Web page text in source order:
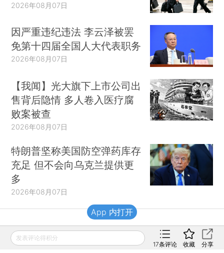
2026年08月07日
因严重违纪违法 李云泽被罢
免第十四届全国人大代表职务
2026年08月07日
【我闻】光大旗下上市公司出
售背后隐情 多人卷入医疗腐
败案被查
2026年08月07日
特朗普坚称美国防空弹药库存
充足 但不会向乌克兰提供更
多
2026年08月07日
财新移动
发表评论得积分
17条评论 收藏 分享
App 内打开